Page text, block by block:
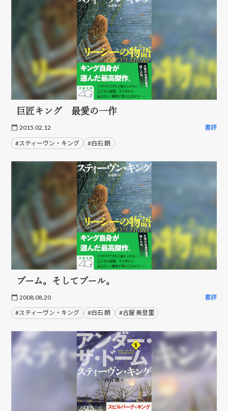
巨匠キング 最愛の一作
2015.02.12 書評
#スティーヴン・キング #白石 朗
ブーム。そしてブール。
2008.08.20 書評
#スティーヴン・キング #白石 朗 #古屋 美登里